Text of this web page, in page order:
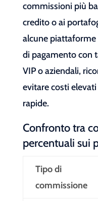
commissioni più
credito o ai
alcune piattaforme
di pagamento con
VIP o aziendali,
evitare costi
rapide.
Confronto tra
percentuali sui
Tipo di
commissione